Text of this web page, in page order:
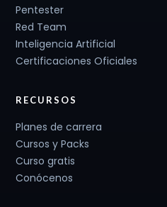
Pentester
Red Team
Inteligencia Artificial
Certificaciones Oficiales
RECURSOS
Planes de carrera
Cursos y Packs
Curso gratis
Conócenos